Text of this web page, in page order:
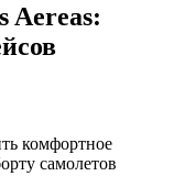
Aereas:
комфортное
самолетов